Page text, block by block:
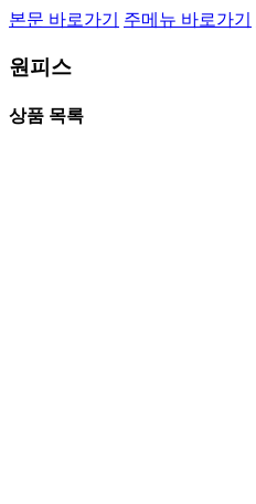
본문 바로가기 주메뉴 바로가기
원피스
상품 목록